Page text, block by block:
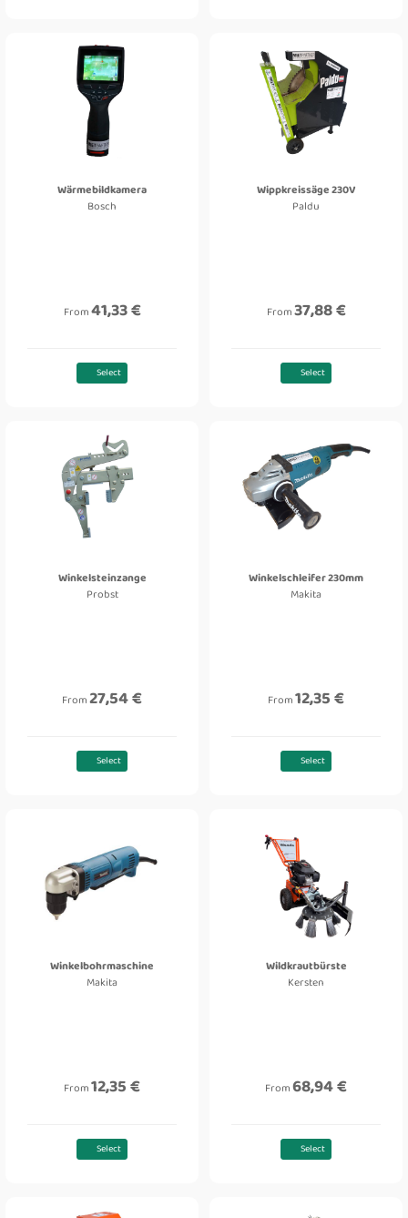
Wärmebildkamera
Bosch
From41,33 €
Select
Wippkreissäge 230V
Paldu
From37,88 €
Select
Winkelsteinzange
Probst
From27,54 €
Select
Winkelschleifer 230mm
Makita
From12,35 €
Select
Winkelbohrmaschine
Makita
From12,35 €
Select
Wildkrautbürste
Kersten
From68,94 €
Select